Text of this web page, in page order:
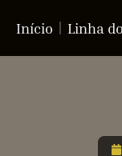
Início Linha